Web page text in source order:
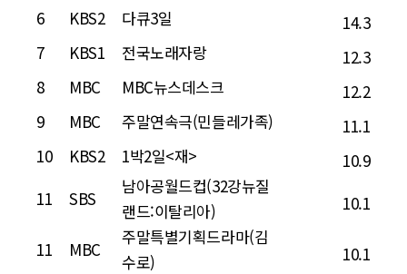
6
KBS2 다큐3일
14.3
7
KBS1 전국노래자랑
12.3
8
MBC MBC뉴스데스크
12.2
9
MBC 주말연속극(민들레가족)
11.1
10
KBS2 1박2일<재>
10.9
11
SBS
남아공월드컵(32강뉴질
랜드:이탈리아)
10.1
11 MBC
주말특별기획드라마(김
수로)
10.1